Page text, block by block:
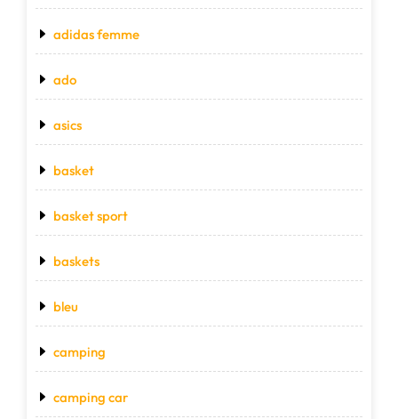
adidas femme
ado
asics
basket
basket sport
baskets
bleu
camping
camping car